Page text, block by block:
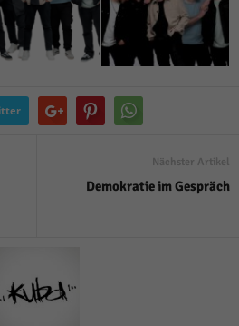
Nächster Artikel
Demokratie im Gespräch